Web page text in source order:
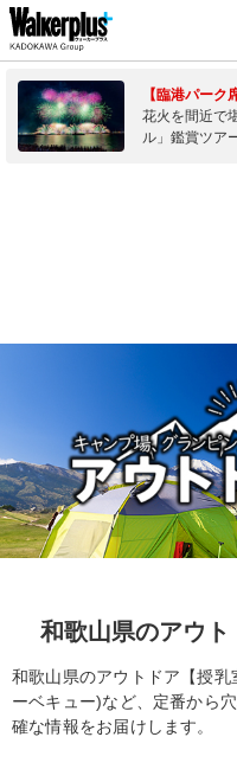
【臨港パーク
花火を間近で
ル」鑑賞ツア
和歌山県のアウト
和歌山県のアウトドア【授
ーベキュー)など、定番から
確な情報をお届けします。